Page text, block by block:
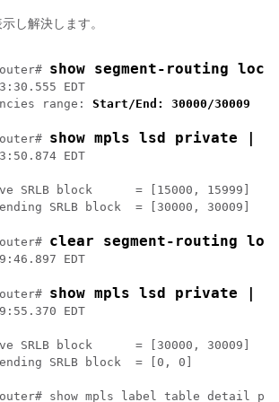
し解決します。
# show segment-routing
EDT
range: Start/End: 30000/30009
# show mpls lsd private | i
EDT
SRLB block      = [15000, 15999]
SRLB block  = [30000, 30009]
# clear segment-routing
EDT
# show mpls lsd private | i
EDT
SRLB block      = [30000, 30009]
SRLB block  = [0, 0]
# show mpls label table detail